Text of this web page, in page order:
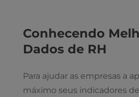
Conhecendo
Dados de RH
Para ajudar as empresas a
máximo seus indicadores